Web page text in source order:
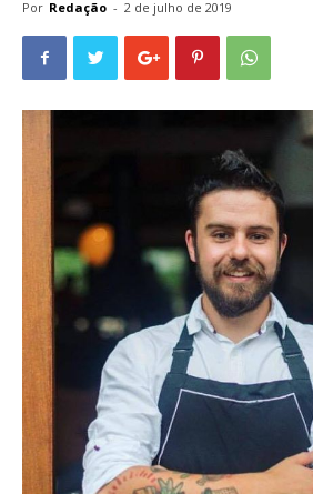
Por Redação - 2 de julho de 2019